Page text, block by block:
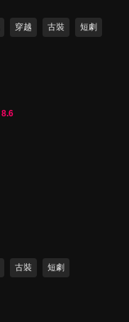
穿越 古裝 短劇
8.6
古裝 短劇